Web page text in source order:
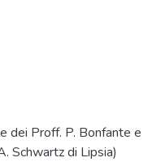
dei Proff. P. Bonfante e
Schwartz di Lipsia)